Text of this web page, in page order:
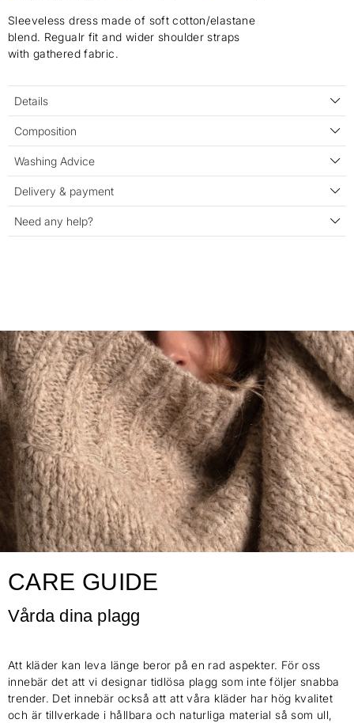
Sleeveless dress made of soft cotton/elastane
blend. Regualr fit and wider shoulder straps
with gathered fabric.
Details
Composition
Washing Advice
Delivery & payment
Need any help?
CARE GUIDE
Vårda dina plagg
Att kläder kan leva länge beror på en rad aspekter. För oss
innebär det att vi designar tidlösa plagg som inte följer snabba
trender. Det innebär också att att våra kläder har hög kvalitet
och är tillverkade i hållbara och naturliga material så som ull,